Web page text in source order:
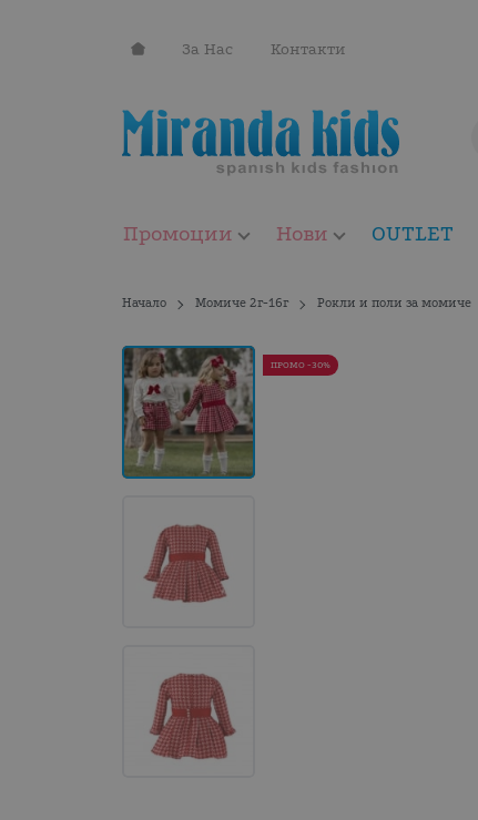
За Нас Контакти
Промоции Нови OUTLET
Начало Момиче 2г-16г Рокли и поли за момиче
ПРОМО -30%